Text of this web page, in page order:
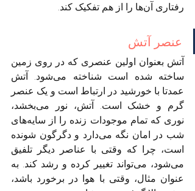
رفتاری آن‌ها را از هم تفکیک کند.
عنصر آتش